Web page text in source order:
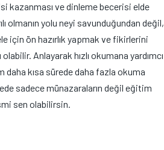
kazanması ve dinleme becerisi elde
olmanın yolu neyi savunduğundan değil,
için ön hazırlık yapmak ve fikirlerini
Anlayarak hızlı okumana yardımcı
daha kısa sürede daha fazla okuma
sadece münazaraların değil eğitim
sen olabilirsin.